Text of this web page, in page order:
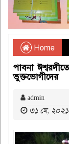
Home
পাবনা
ভুক্তভোগীদের
admin
৩১ মে,